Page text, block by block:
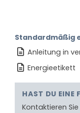
Standardmäßig
Anleitung in
Energieetikett
HAST DU EINE
Kontaktieren